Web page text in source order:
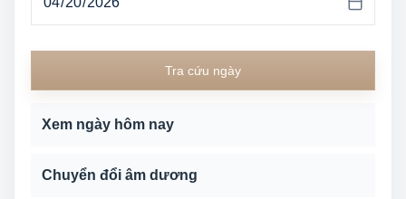
Tra cứu ngày
Xem ngày hôm nay
Chuyển đổi âm dương